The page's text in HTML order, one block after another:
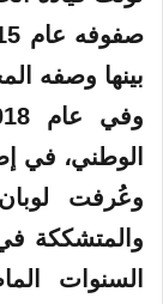
بينها وصفه
الوطني، في
وعُرفت
والمتشككة
السنوات